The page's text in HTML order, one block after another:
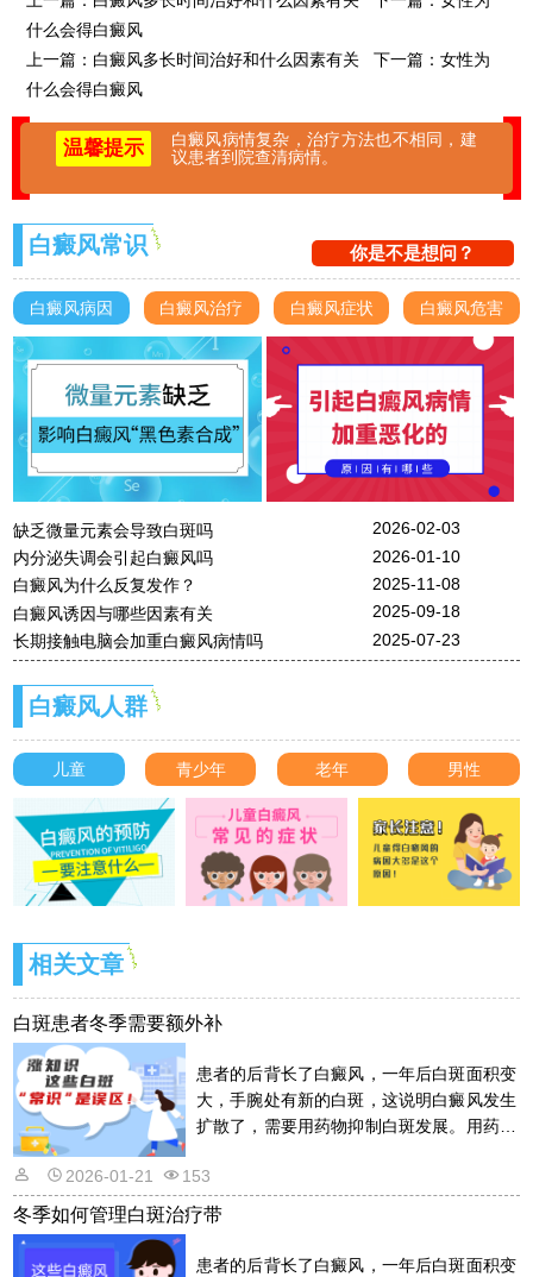
什么会得白癜风
上一篇： 白癜风多长时间治好和什么因素有关 下一篇：女性为
什么会得白癜风
温馨提示
白癜风病情复杂，治疗方法也不相同，建
议患者到院查清病情。
白癜风常识 你是不是想问？
白癜风病因 白癜风治疗 白癜风症状 白癜风危害
缺乏微量元素会导致白斑吗
2026-02-03
内分泌失调会引起白癜风吗
2026-01-10
白癜风为什么反复发作？
2025-11-08
白癜风诱因与哪些因素有关
2025-09-18
长期接触电脑会加重白癜风病情吗
2025-07-23
白癜风人群
儿童 青少年 老年 男性
相关文章
白斑患者冬季需要额外补
患者的后背长了白癜风，一年后白斑面积变
大，手腕处有新的白斑，这说明白癜风发生
扩散了，需要用药物抑制白斑发展。用药物
其反。详情请看文章介绍内容。
2026-01-21 153
冬季如何管理白斑治疗带
患者的后背长了白癜风，一年后白斑面积变